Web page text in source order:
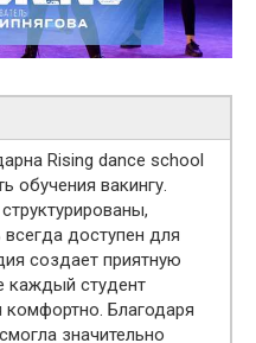
Rising dance school
обучения вакингу.
всегда доступен для
создает приятную
каждый студент
комфортно. Благодаря
значительно